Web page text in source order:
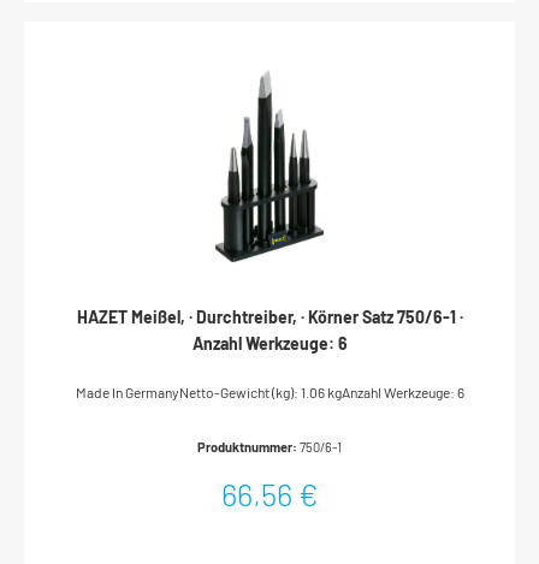
HAZET Meißel, · Durchtreiber, · Körner Satz 750/6-1 ·
Anzahl Werkzeuge: 6
Made In GermanyNetto-Gewicht (kg): 1.06 kgAnzahl Werkzeuge: 6
Produktnummer: 750/6-1
66,56 €